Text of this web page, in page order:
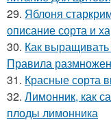
29. Яблоня
описание сорта и
30. Как
Правила
31. Красные сорта
32. Лимонник, как
плоды лимонника